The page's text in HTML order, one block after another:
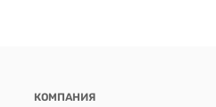
КОМПАНИЯ